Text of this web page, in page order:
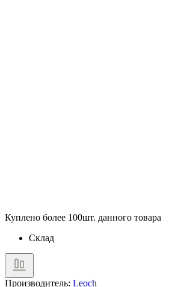
Куплено более 100шт. данного товара
Склад
Производитель: Leoch